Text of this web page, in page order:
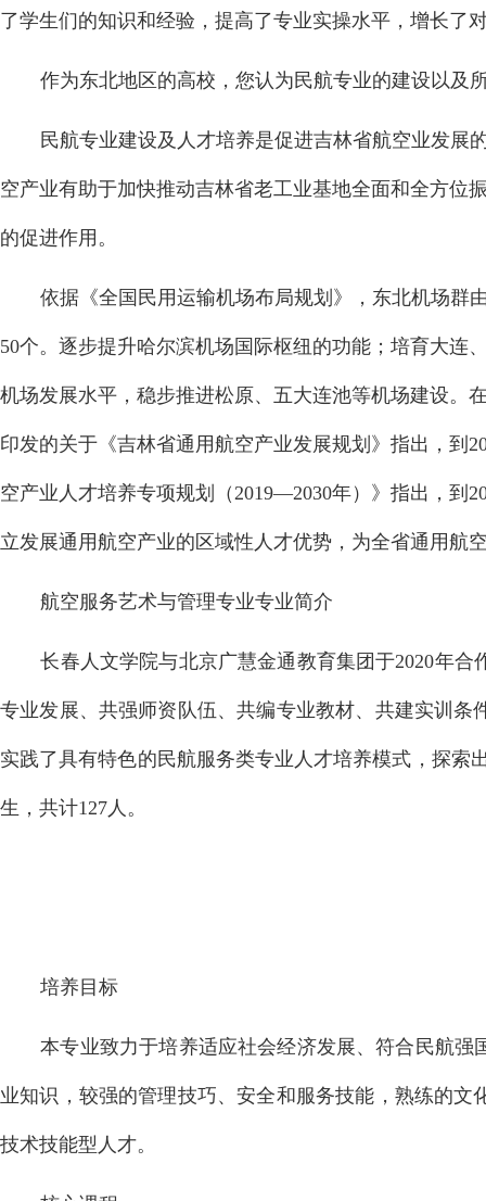
了学生们的知识和经验，提高了专业实操水平，增长了
作为东北地区的高校，您认为民航专业的建设以及
民航专业建设及人才培养是促进吉林省航空业发展
空产业有助于加快推动吉林省老工业基地全面和全方位
的促进作用。
依据《全国民用运输机场布局规划》，东北机场群
50个。逐步提升哈尔滨机场国际枢纽的功能；培育大连
机场发展水平，稳步推进松原、五大连池等机场建设。
印发的关于《吉林省通用航空产业发展规划》指出，到
空产业人才培养专项规划（2019—2030年）》指出，到
立发展通用航空产业的区域性人才优势，为全省通用航
航空服务艺术与管理专业专业简介
长春人文学院与北京广慧金通教育集团于2020年
专业发展、共强师资队伍、共编专业教材、共建实训
实践了具有特色的民航服务类专业人才培养模式，探索
生，共计127人。
培养目标
本专业致力于培养适应社会经济发展、符合民航
业知识，较强的管理技巧、安全和服务技能，熟练的
技术技能型人才。